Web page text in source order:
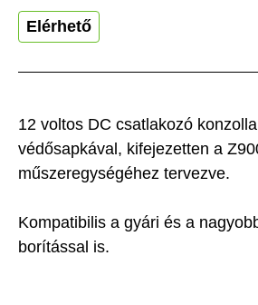
12 voltos DC csatlakozó
védősapkával, kifejezetten a
műszeregységéhez tervezve.
Kompatibilis a gyári és a
borítással is.
Elérhető